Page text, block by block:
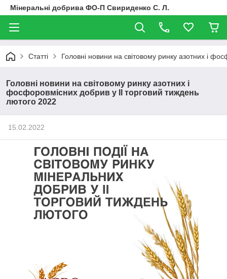
Мінеральні добрива ФО-П Свириденко С. Л.
Статті Головні новини на світовому ринку азотних і
Головні новини на світовому ринку азотних і
фосфоровмісних добрив у II торговий тиждень
лютого 2022
15.02.2022